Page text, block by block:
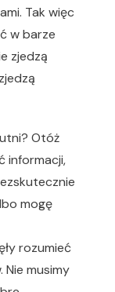
Tak więc
w barze
zjedzą
Otóż
informacji,
mogę
rozumieć
musimy